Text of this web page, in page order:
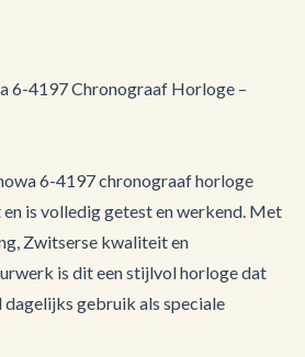
6-4197 Chronograaf Horloge –
6-4197 chronograaf horloge
is volledig getest en werkend. Met
Zwitserse kwaliteit en
is dit een stijlvol horloge dat
gebruik als speciale